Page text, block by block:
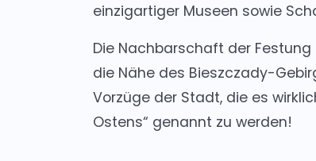
einzigartiger Museen sowie
Die Nachbarschaft der Festung
die Nähe des Bieszczady-
Vorzüge der Stadt, die es
Ostens“ genannt zu werden!